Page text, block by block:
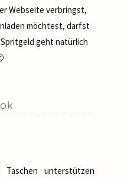
Webseite verbringst,
möchtest, darfst
geht natürlich
unterstützen